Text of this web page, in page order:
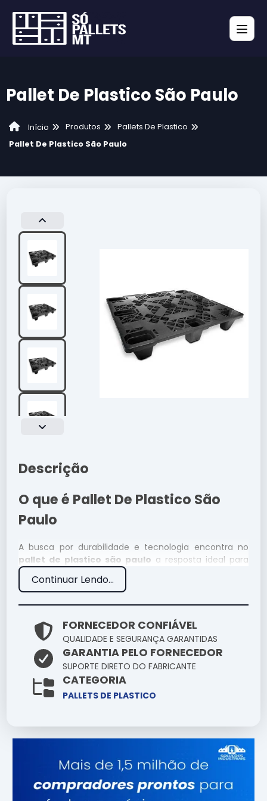
Pallet De Plastico São Paulo
Início Produtos
Pallets De Plastico
Pallet De Plastico São Paulo
Descrição
O que é Pallet De Plastico São
Paulo
A busca por durabilidade e tecnologia encontra no
pallet de plastico são paulo a resposta ideal para
demandas rigorosas. Aqui você encontra o suporte
técnico necessário para que o uso de pallet de
e redução de custos operacionais.
Especificações Técnicas
Atributo
Detalhes
Base Técnica
para uso contínuo
Certificação
rigorosos testes de
qualidade
Aplicação
Design versátil para
múltiplos cenários
Suporte
Consultoria
Continuar Lendo...
FORNECEDOR CONFIÁVEL
QUALIDADE E SEGURANÇA GARANTIDAS
GARANTIA PELO FORNECEDOR
SUPORTE DIRETO DO FABRICANTE
CATEGORIA
PALLETS DE PLASTICO